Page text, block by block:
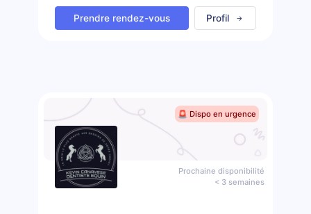
Prendre rendez-vous Profil
🚨 Dispo en urgence
Prochaine disponibilité
< 3 semaines